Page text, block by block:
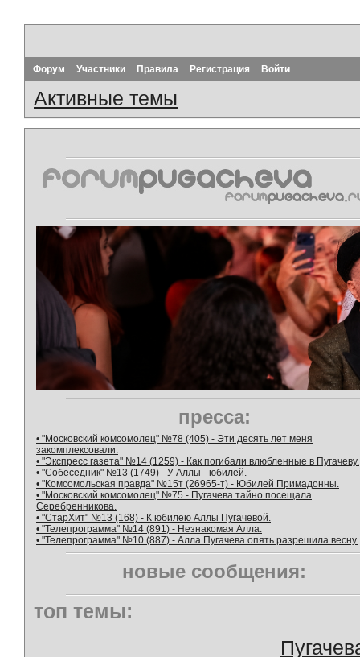
Форум Участники Правила Регистрация Войти
Активные темы
пресса:
• "Московский комсомолец" №78 (405) - Эти десять лет меня
закомплексовали.
• "Экспресс газета" №14 (1259) - Как погибали влюбленные в Пугачеву.
• "Собеседник" №13 (1749) - У Аллы - юбилей.
• "Комсомольская правда" №15т (26965-т) - Юбилей Примадонны.
• "Московский комсомолец" №75 - Пугачева тайно посещала
Серебренникова.
• "СтарХит" №13 (168) - К юбилею Аллы Пугачевой.
• "Телепрограмма" №14 (891) - Незнакомая Алла.
• "Телепрограмма" №10 (887) - Алла Пугачева опять разрешила весну.
новые сообщения:
топ темы: